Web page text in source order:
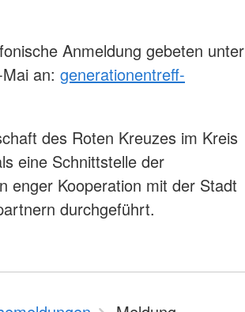
Anmeldung gebeten unter
an: generationentreff-
des Roten Kreuzes im Kreis
eine Schnittstelle der
enger Kooperation mit der Stadt
durchgeführt.